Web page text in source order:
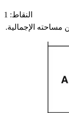
النقاط: 1